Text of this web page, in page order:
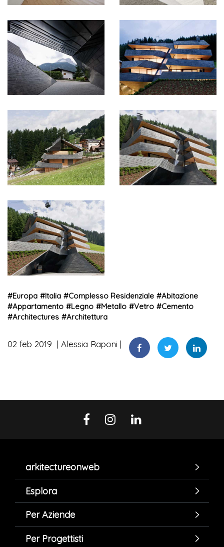
#Europa #Italia #Complesso Residenziale #Abitazione
#Appartamento #Legno #Metallo #Vetro #Cemento
#Architectures #Architettura
02 feb 2019 Alessia Raponi
arkitectureonweb
Esplora
Per Aziende
Per Progettisti